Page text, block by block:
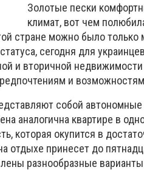
Золотые пески
климат, вот чем
стране можно было только
сегодня для
и вторичной
и
собой автономные
аналогична квартире в
которая окупится в
отдыхе принесет до
разнообразные